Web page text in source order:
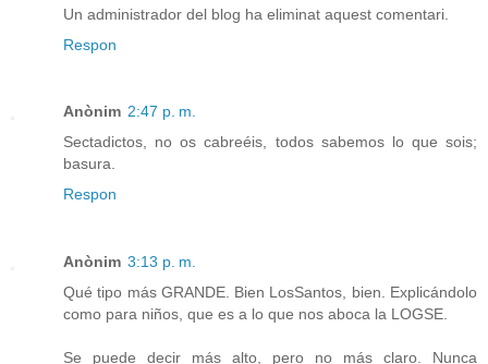
Un administrador del blog ha eliminat aquest comentari.
Respon
Anònim 2:47 p. m.
Sectadictos, no os cabreéis, todos sabemos lo que sois;
basura.
Respon
Anònim 3:13 p. m.
Qué tipo más GRANDE. Bien LosSantos, bien. Explicándolo
como para niños, que es a lo que nos aboca la LOGSE.
Se puede decir más alto, pero no más claro. Nunca